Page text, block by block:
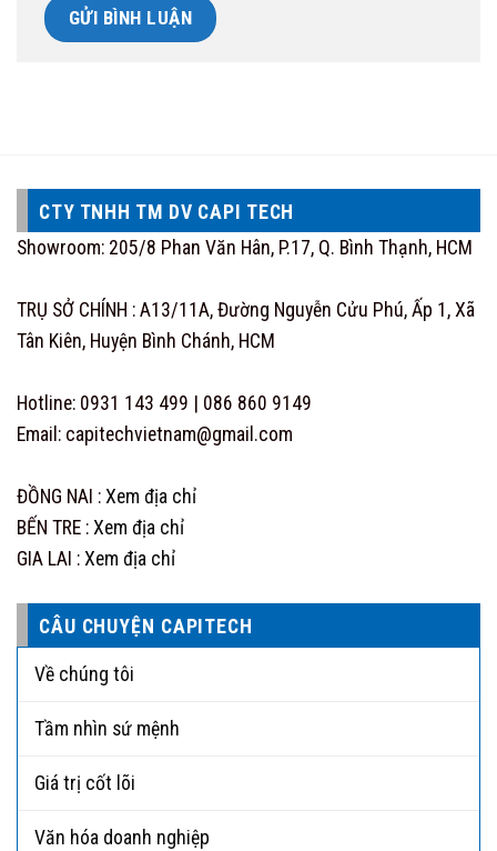
CTY TNHH TM DV CAPI TECH
Showroom: 205/8 Phan Văn Hân, P.17, Q. Bình Thạnh, HCM
TRỤ SỞ CHÍNH : A13/11A, Đường Nguyễn Cửu Phú, Ấp 1, Xã
Tân Kiên, Huyện Bình Chánh, HCM
Hotline: 0931 143 499 | 086 860 9149
Email: capitechvietnam@gmail.com
ĐỒNG NAI : Xem địa chỉ
BẾN TRE : Xem địa chỉ
GIA LAI : Xem địa chỉ
CÂU CHUYỆN CAPITECH
Về chúng tôi
Tầm nhìn sứ mệnh
Giá trị cốt lõi
Văn hóa doanh nghiệp